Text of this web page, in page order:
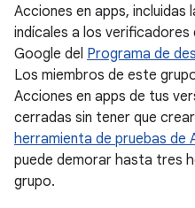
Acciones en apps,
indícales a los verificadores
Google del Programa de
Los miembros de este
Acciones en apps de tus
cerradas sin tener que
herramienta de pruebas de
puede demorar hasta tres
grupo.